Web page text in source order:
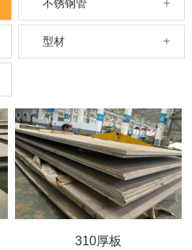
不锈钢管
型材
310厚板